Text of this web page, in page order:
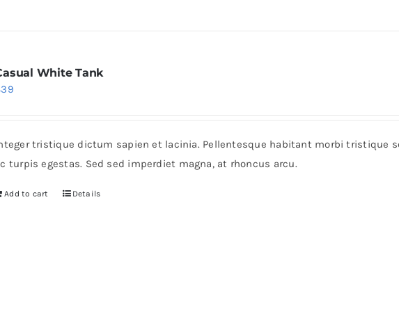
White Tank
39
tristique dictum sapien et lacinia. Pellentesque habitant morbi tristique
turpis egestas. Sed sed imperdiet magna, at rhoncus arcu.
Add to cart Details